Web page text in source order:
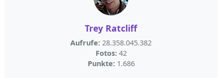
Trey Ratcliff
Aufrufe: 28.358.045.382
Fotos: 42
Punkte: 1.686